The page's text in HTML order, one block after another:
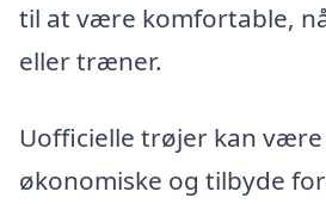
til at være komfortable,
eller træner.
Uofficielle trøjer kan
økonomiske og tilbyde